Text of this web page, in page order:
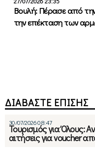
Βουλή: Πέρασε από
την επέκταση των
ΔΙΑΒΑΣΤΕ ΕΠΙΣΗΣ
30/07/2026 08:47
Τουρισμός για Όλους:
αιτήσεις για voucher